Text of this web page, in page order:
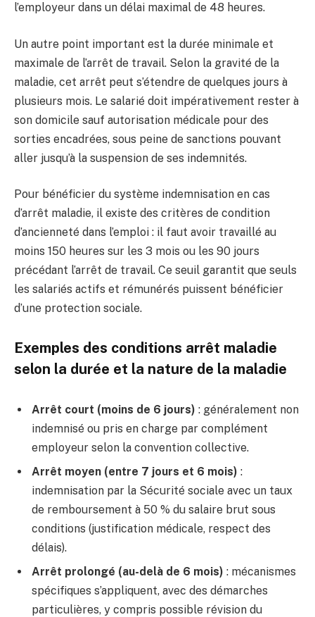
l’employeur dans un délai maximal de 48 heures.
Un autre point important est la durée minimale et
maximale de l’arrêt de travail. Selon la gravité de la
maladie, cet arrêt peut s’étendre de quelques jours à
plusieurs mois. Le salarié doit impérativement rester à
son domicile sauf autorisation médicale pour des
sorties encadrées, sous peine de sanctions pouvant
aller jusqu’à la suspension de ses indemnités.
Pour bénéficier du système indemnisation en cas
d’arrêt maladie, il existe des critères de condition
d’ancienneté dans l’emploi : il faut avoir travaillé au
moins 150 heures sur les 3 mois ou les 90 jours
précédant l’arrêt de travail. Ce seuil garantit que seuls
les salariés actifs et rémunérés puissent bénéficier
d’une protection sociale.
Exemples des conditions arrêt maladie
selon la durée et la nature de la maladie
Arrêt court (moins de 6 jours) : généralement non
indemnisé ou pris en charge par complément
employeur selon la convention collective.
Arrêt moyen (entre 7 jours et 6 mois) :
indemnisation par la Sécurité sociale avec un taux
de remboursement à 50 % du salaire brut sous
conditions (justification médicale, respect des
délais).
Arrêt prolongé (au-delà de 6 mois) : mécanismes
spécifiques s’appliquent, avec des démarches
particulières, y compris possible révision du